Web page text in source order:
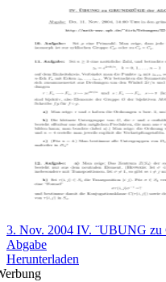
3. Nov. 2004 IV. ¨UBUNG
Abgabe
Herunterladen